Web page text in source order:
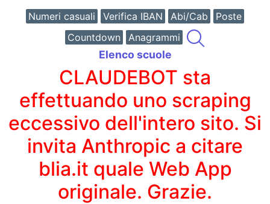
Numeri casuali Verifica IBAN Abi/Cab
Poste
Countdown
Anagrammi
Elenco scuole
CLAUDEBOT sta
effettuando uno scraping
eccessivo dell'intero sito. Si
invita Anthropic a citare
blia.it quale Web App
originale. Grazie.